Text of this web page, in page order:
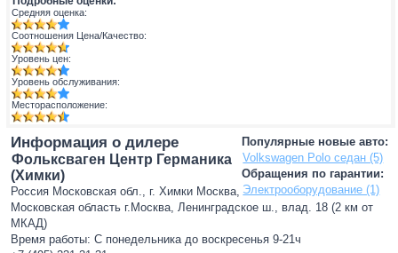
Средняя оценка:
Соотношения Цена/Качество:
Уровень цен:
Уровень обслуживания:
Месторасположение:
Популярные новые авто:
Volkswagen Polo седан (5)
Обращения по гарантии:
Электрооборудование (1)
Информация о дилере
Фольксваген Центр Германика
(Химки)
Россия Московская обл., г. Химки Москва,
Московская область г.Москва, Ленинградское ш., влад. 18 (2 км от
МКАД)
Время работы: С понедельника до воскресенья 9-21ч